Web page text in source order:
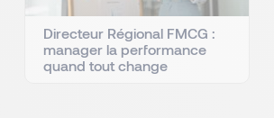
Directeur Régional FMCG :
manager la performance
quand tout change